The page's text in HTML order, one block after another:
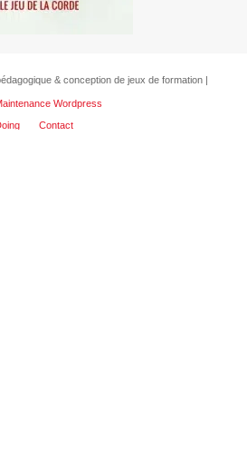
& conception de jeux de formation |
Wordpress
Contact